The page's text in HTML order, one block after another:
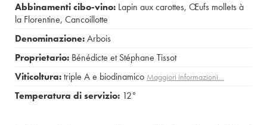
Abbinamenti cibo-vino: Lapin aux carottes, Œufs mollets à
la Florentine, Cancoillotte
Denominazione:Arbois
Proprietario: Bénédicte et Stéphane Tissot
Viticoltura:triple A e biodinamico Maggiori informazioni…
Temperatura di servizio: 12°